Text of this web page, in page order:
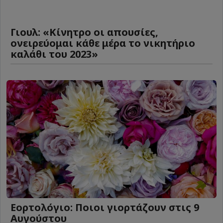
Γιουλ: «Κίνητρο οι απουσίες,
ονειρεύομαι κάθε μέρα το νικητήριο
καλάθι του 2023»
Εορτολόγιο: Ποιοι γιορτάζουν στις 9
Αυγούστου